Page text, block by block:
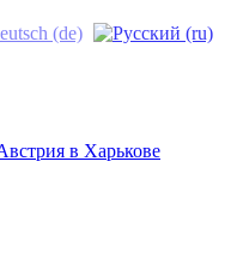
в Харькове